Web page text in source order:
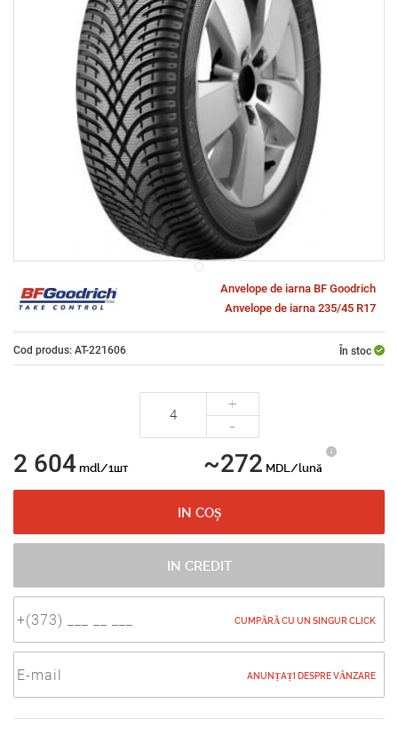
Anvelope de iarna BF Goodrich
Anvelope de iarna 235/45 R17
Cod produs: AT-221606 În stoc
+
-
2 604 mdl/1шт ~272 MDL/lună
IN COȘ
IN CREDIT
CUMPĂRĂ CU UN SINGUR CLICK
ANUNȚAȚI DESPRE VÂNZARE